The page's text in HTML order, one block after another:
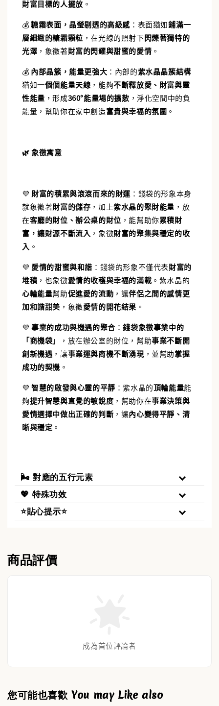
財富目標的人擺放 。
💰糖霜表面，晶瑩剔透的高級感 ： 表面猶如鋪滿一
層細緻的糖霜顆粒 ，在光線的照射下閃爍著獨特的
光澤 ，象徵著財富的閃耀與甜蜜的愛情 。
💰 內部晶簇，能量更強大 ： 內部的紫水晶晶簇結構
猶如一個個能量天線 ，能夠不斷釋放愛、財富與靈
性能量 ，形成360°能量場的擴散 ，淨化空間中的負
能量，幫助你在家中創造富貴與幸福的氛圍 。
🌿象徵寓意
💜 財富的積累與滾滾而來的財運 ： 錢袋的形象本身
就象徵著財富的儲存 ，加上紫水晶的聚財能量 ，放
在客廳的財位、辦公桌的財位 ，能幫助你累積財
富，讓財源不斷流入 ，象徵財富的聚集與穩定的收
入 。
💜 愛情的甜蜜與和諧 ： 錢袋的形象不僅代表財富的
堆積 ，也象徵愛情的收穫與幸福的滿載 。紫水晶的
心輪能量幫助促進愛的流動 ，讓伴侶之間的感情更
加和諧甜美 ，象徵愛情的開花結果 。
💜事業的成功與機遇的聚合 ：錢袋象徵事業中的
「商機袋」
，放在辦公室的財位，幫助事業不斷開
創新機遇 ，讓事業運與商機不斷湧現，並幫助掌握
成功的契機 。
💜智慧的啟發與心靈的平靜 ：紫水晶的頂輪能量能
夠提升智慧與直覺的敏銳度 ，幫助你在事業決策與
愛情選擇中做出正確的判斷 ，讓內心變得平靜、清
晰與穩定 。
🌬️ 對應的五行元素
💖 特殊功效
⭐貼心提示⭐
商品評價
成為首位評論者
您可能也喜歡 You may Like also